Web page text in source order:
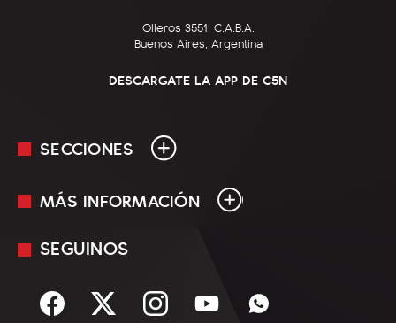
Olleros 3551, C.A.B.A.
Buenos Aires, Argentina
DESCARGATE LA APP DE C5N
SECCIONES
En Vivo
Sociedad
MÁS INFORMACIÓN
Mediakit
Términos y condiciones
SEGUINOS